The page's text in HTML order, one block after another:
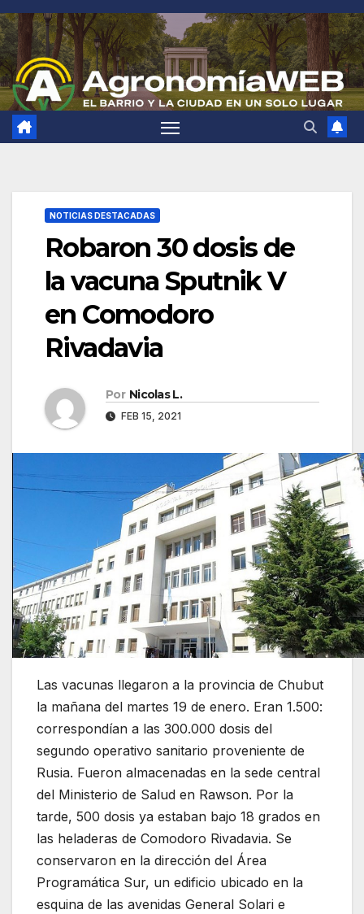
Saltar
al
contenido
NOTICIAS DESTACADAS
Robaron 30 dosis de
la vacuna Sputnik V
en Comodoro
Rivadavia
Por Nicolas L.
FEB 15, 2021
Las vacunas llegaron a la provincia de Chubut
la mañana del martes 19 de enero. Eran 1.500:
correspondían a las 300.000 dosis del
segundo operativo sanitario proveniente de
Rusia. Fueron almacenadas en la sede central
del Ministerio de Salud en Rawson. Por la
tarde, 500 dosis ya estaban bajo 18 grados en
las heladeras de Comodoro Rivadavia. Se
conservaron en la dirección del Área
Programática Sur, un edificio ubicado en la
esquina de las avenidas General Solari e